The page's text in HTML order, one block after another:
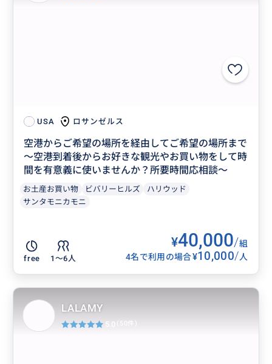
USA ロサンゼルス
空港からご希望の場所を経由してご希望の場所まで
〜空港到着後からお好きな観光やお買い物をして時
間を有意義に使いませんか？所要時間応相談〜
お土産お買い物 ビバリーヒルズ
ハリウッド
サンタモニカモニ
free 1〜6人
¥40,000/組
4名で利用の場合¥10,000/人
LALAMY
5.0 (50件)